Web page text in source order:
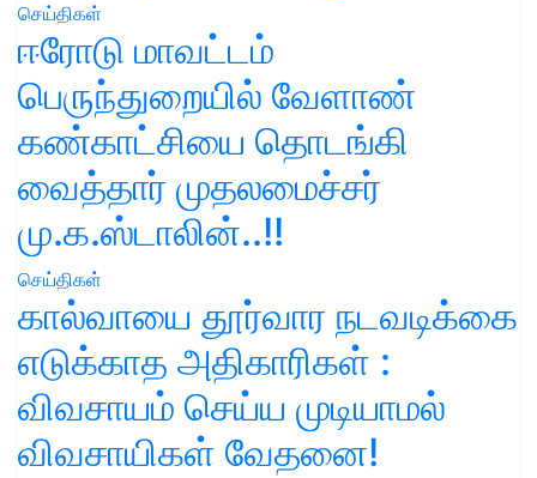
செய்திகள்
ஈரோடு மாவட்டம்
பெருந்துறையில் வேளாண்
கண்காட்சியை தொடங்கி
வைத்தார் முதலமைச்சர்
மு.க.ஸ்டாலின்..!!
செய்திகள்
கால்வாயை தூர்வார நடவடிக்கை
எடுக்காத அதிகாரிகள் :
விவசாயம் செய்ய முடியாமல்
விவசாயிகள் வேதனை!